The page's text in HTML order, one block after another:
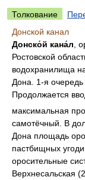
Толкование
Донской канал
Донско́й кана́л ,
Ростовской
водохранилища
Дона. 1-я
Продолжается
максимальная
самотёчный. В
Дона площадь
пастбищных
оросительные
Верхнесальская